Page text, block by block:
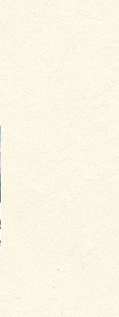
3
枚
目
ラ